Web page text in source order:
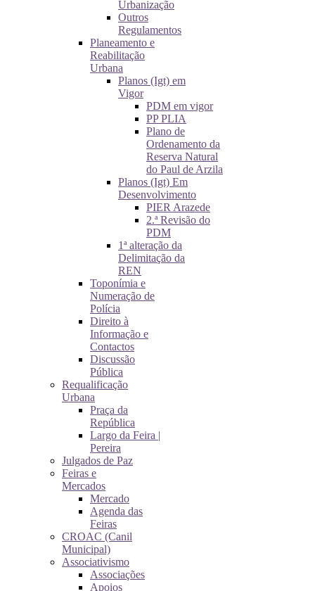
Urbanização
Outros
Regulamentos
Planeamento e
Reabilitação
Urbana
Planos (Igt) em
Vigor
PDM em vigor
PP PLIA
Plano de
Ordenamento da
Reserva Natural
do Paul de Arzila
Planos (Igt) Em
Desenvolvimento
PIER Arazede
2.ª Revisão do
PDM
1ª alteração da
Delimitação da
REN
Toponímia e
Numeração de
Polícia
Direito à
Informação e
Contactos
Discussão
Pública
Requalificação
Urbana
Praça da
República
Largo da Feira |
Pereira
Julgados de Paz
Feiras e
Mercados
Mercado
Agenda das
Feiras
CROAC (Canil
Municipal)
Associativismo
Associações
Apoios